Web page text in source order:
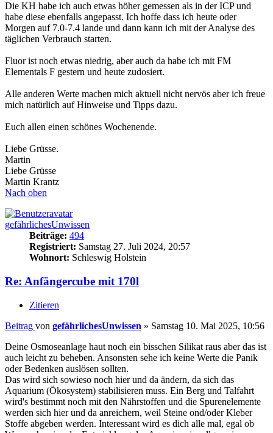
Die KH habe ich auch etwas höher gemessen als in der ICP und
habe diese ebenfalls angepasst. Ich hoffe dass ich heute oder
Morgen auf 7.0-7.4 lande und dann kann ich mit der Analyse des
täglichen Verbrauch starten.
Fluor ist noch etwas niedrig, aber auch da habe ich mit FM
Elementals F gestern und heute zudosiert.
Alle anderen Werte machen mich aktuell nicht nervös aber ich freue
mich natürlich auf Hinweise und Tipps dazu.
Euch allen einen schönes Wochenende.
Liebe Grüsse.
Martin
Liebe Grüsse
Martin Krantz
Nach oben
gefährlichesUnwissen
Beiträge: 494
Registriert: Samstag 27. Juli 2024, 20:57
Wohnort: Schleswig Holstein
Re: Anfängercube mit 170l
Zitieren
Beitrag von gefährlichesUnwissen » Samstag 10. Mai 2025, 10:56
Deine Osmoseanlage haut noch ein bisschen Silikat raus aber das ist
auch leicht zu beheben. Ansonsten sehe ich keine Werte die Panik
oder Bedenken auslösen sollten.
Das wird sich sowieso noch hier und da ändern, da sich das
Aquarium (Ökosystem) stabilisieren muss. Ein Berg und Talfahrt
wird's bestimmt noch mit den Nährstoffen und die Spurenelemente
werden sich hier und da anreichern, weil Steine ond/oder Kleber
Stoffe abgeben werden. Interessant wird es dich alle mal, egal ob